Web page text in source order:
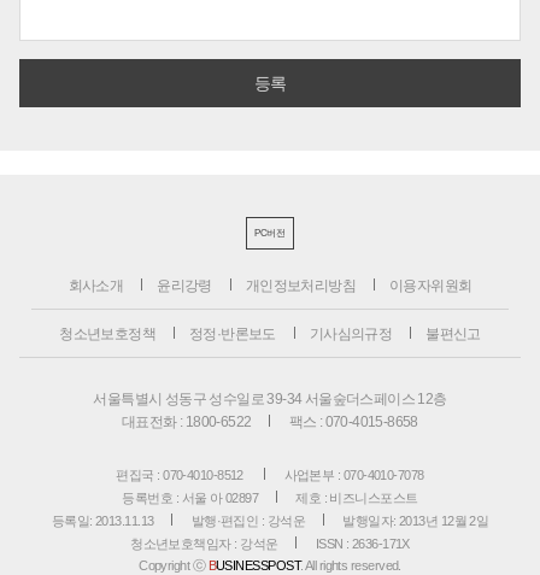
PC버전
회사소개 윤리강령 개인정보처리방침 이용자위원회
청소년보호정책 정정·반론보도 기사심의규정 불편신고
서울특별시 성동구 성수일로 39-34 서울숲더스페이스 12층
대표전화 : 1800-6522
팩스 : 070-4015-8658
편집국 : 070-4010-8512
사업본부 : 070-4010-7078
등록번호 : 서울 아 02897
제호 : 비즈니스포스트
등록일: 2013.11.13
발행·편집인 : 강석운
발행일자: 2013년 12월 2일
청소년보호책임자 : 강석운
ISSN : 2636-171X
Copyright ⓒ BUSINESSPOST. All rights reserved.